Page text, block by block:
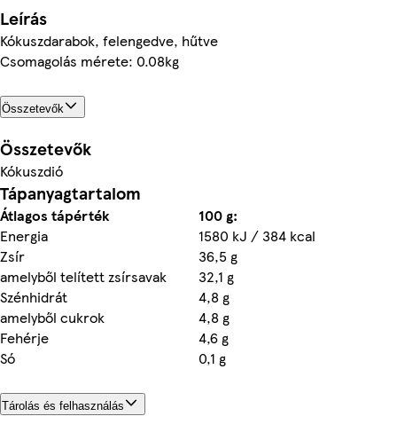
Leírás
Kókuszdarabok, felengedve, hűtve
Csomagolás mérete: 0.08kg
Összetevők
Összetevők
Kókuszdió
Tápanyagtartalom
Átlagos tápérték
100 g:
Energia
1580 kJ / 384 kcal
Zsír
36,5 g
amelyből telített zsírsavak
32,1 g
Szénhidrát
4,8 g
amelyből cukrok
4,8 g
Fehérje
4,6 g
Só
0,1 g
Tárolás és felhasználás